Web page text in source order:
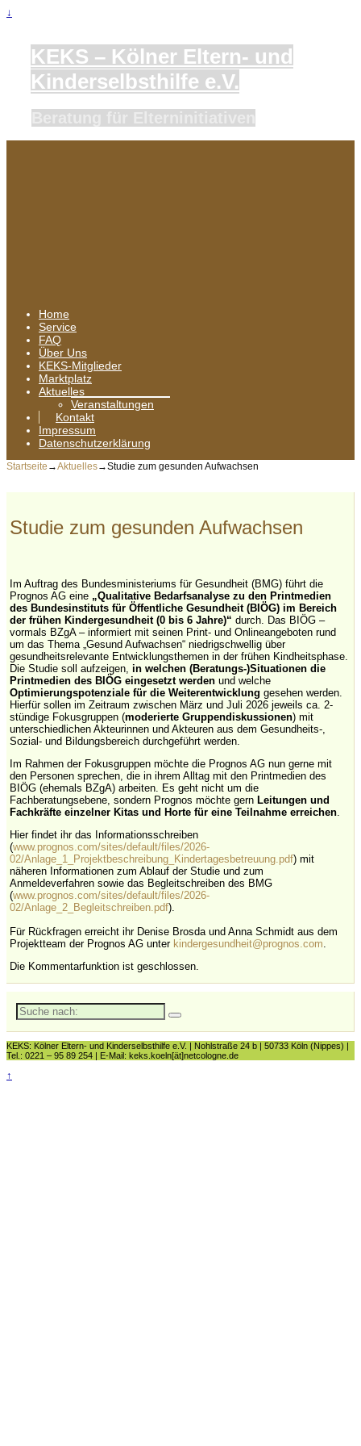
↓
KEKS – Kölner Eltern- und
Kinderselbsthilfe e.V.
Home
Service
FAQ
Über Uns
KEKS-Mitglieder
Marktplatz
Aktuelles
Veranstaltungen
Kontakt
Impressum
Datenschutzerklärung
Startseite →Aktuelles→Studie zum gesunden Aufwachsen
Studie zum gesunden Aufwachsen
Im Auftrag des Bundesministeriums für Gesundheit (BMG) führt die
Prognos AG eine „Qualitative Bedarfsanalyse zu den Printmedien
des Bundesinstituts für Öffentliche Gesundheit (BIÖG) im Bereich
der frühen Kindergesundheit (0 bis 6 Jahre)“durch. Das BIÖG –
vormals BZgA – informiert mit seinen Print- und Onlineangeboten rund
um das Thema „Gesund Aufwachsen“ niedrigschwellig über
gesundheitsrelevante Entwicklungsthemen in der frühen Kindheitsphase.
Die Studie soll aufzeigen, in welchen (Beratungs-)Situationen die
Printmedien des BIÖG eingesetzt werdenund welche
Optimierungspotenziale für die Weiterentwicklunggesehen werden.
Hierfür sollen im Zeitraum zwischen März und Juli 2026 jeweils ca. 2-
stündige Fokusgruppen (moderierte Gruppendiskussionen) mit
unterschiedlichen Akteurinnen und Akteuren aus dem Gesundheits-,
Sozial- und Bildungsbereich durchgeführt werden.
Im Rahmen der Fokusgruppen möchte die Prognos AG nun gerne mit
den Personen sprechen, die in ihrem Alltag mit den Printmedien des
BIÖG (ehemals BZgA) arbeiten. Es geht nicht um die
Fachberatungsebene, sondern Prognos möchte gernLeitungen und
Fachkräfte einzelner Kitas und Horte für eine Teilnahme erreichen
Hier findet ihr das Informationsschreiben
(www.prognos.com/sites/default/files/2026-
02/Anlage_1_Projektbeschreibung_Kindertagesbetreuung.pdf) mit
näheren Informationen zum Ablauf der Studie und zum
Anmeldeverfahren sowie das Begleitschreiben des BMG
(www.prognos.com/sites/default/files/2026-
02/Anlage_2_Begleitschreiben.pdf).
Für Rückfragen erreicht ihr Denise Brosdaund Anna Schmidt aus dem
Projektteam der Prognos AG unter kindergesundheit@prognos.com
Die Kommentarfunktion ist geschlossen.
Suche
nach:
KEKS: Kölner Eltern- und Kinderselbsthilfe e.V. | Nohlstraße 24 b | 50733 Köln (Nippes) |
Tel.: 0221 – 95 89 254 | E-Mail: keks.koeln[ät]netcologne.de
↑